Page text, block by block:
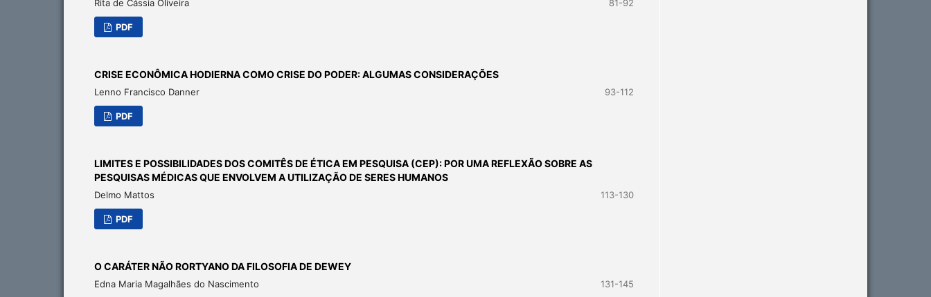
Rita de Cássia Oliveira 81-92
PDF
CRISE ECONÔMICA HODIERNA COMO CRISE DO PODER: ALGUMAS CONSIDERAÇÕES
Lenno Francisco Danner 93-112
PDF
LIMITES E POSSIBILIDADES DOS COMITÊS DE ÉTICA EM PESQUISA (CEP): POR UMA REFLEXÃO SOBRE AS
PESQUISAS MÉDICAS QUE ENVOLVEM A UTILIZAÇÃO DE SERES HUMANOS
Delmo Mattos 113-130
PDF
O CARÁTER NÃO RORTYANO DA FILOSOFIA DE DEWEY
Edna Maria Magalhães do Nascimento 131-145